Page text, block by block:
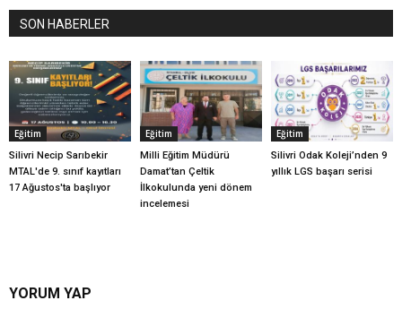
SON HABERLER
Eğitim
Silivri Necip Sarıbekir
MTAL'de 9. sınıf kayıtları
17 Ağustos'ta başlıyor
Eğitim
Milli Eğitim Müdürü
Damat’tan Çeltik
İlkokulunda yeni dönem
incelemesi
Eğitim
Silivri Odak Koleji’nden 9
yıllık LGS başarı serisi
YORUM YAP